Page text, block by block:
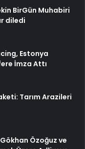
BirGün Muhabiri
diledi
Estonya
İmza Attı
Tarım Arazileri
Özoğuz ve